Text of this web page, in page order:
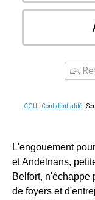
CGU - Confidentialité-
L'engouement
et Andelnans,
Belfort, n'échappe
de foyers et